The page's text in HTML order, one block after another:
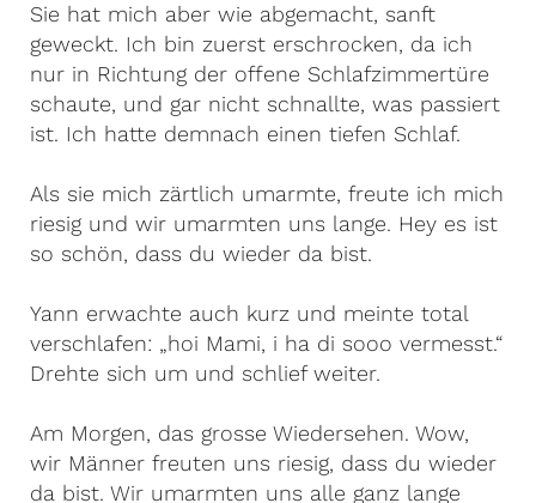
Sie hat mich aber wie abgemacht, sanft
geweckt. Ich bin zuerst erschrocken, da ich
nur in Richtung der offene Schlafzimmertüre
schaute, und gar nicht schnallte, was passiert
ist. Ich hatte demnach einen tiefen Schlaf.
Als sie mich zärtlich umarmte, freute ich mich
riesig und wir umarmten uns lange. Hey es ist
so schön, dass du wieder da bist.
Yann erwachte auch kurz und meinte total
verschlafen: „hoi Mami, i ha di sooo vermesst.“
Drehte sich um und schlief weiter.
Am Morgen, das grosse Wiedersehen. Wow,
wir Männer freuten uns riesig, dass du wieder
da bist. Wir umarmten uns alle ganz lange